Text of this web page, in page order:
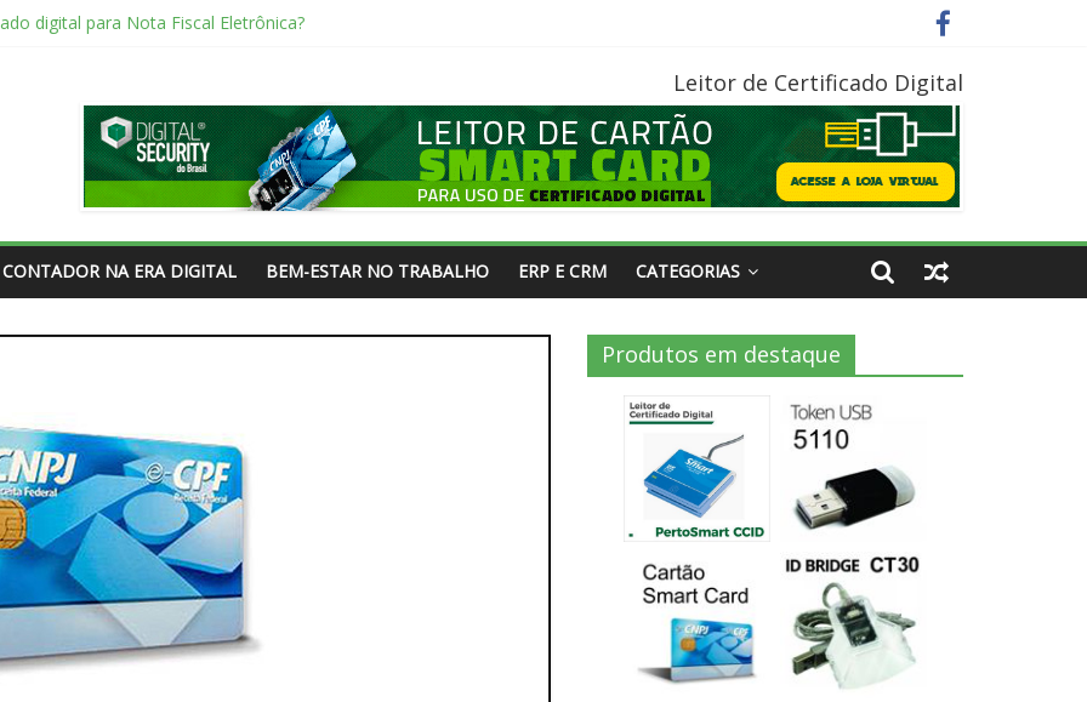
digital para Nota Fiscal Eletrônica?
Smart Card para Certificado Digital?
Leitor de Certificado Digital
CONTADOR NA ERA DIGITAL BEM-ESTAR NO TRABALHO ERP E CRM CATEGORIAS
Produtos em destaque